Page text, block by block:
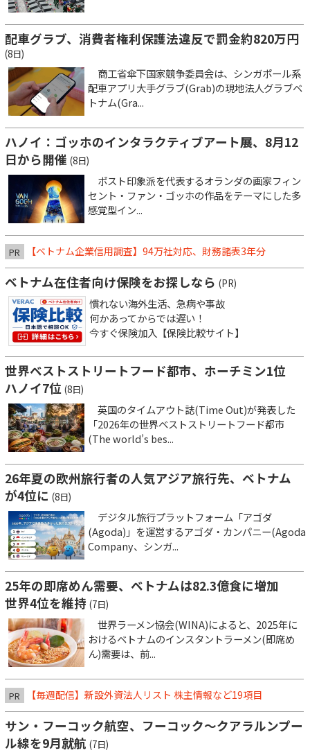
配車グラブ、消費者権利保護法違反で罰金約820万円
(8日)
商工省傘下国家競争委員会は、シンガポール系
配車アプリ大手グラブ(Grab)の現地法人グラブベ
トナム(Gra...
ハノイ：ゴッホのインタラクティブアート展、8月12
日から開催 (8日)
ポスト印象派を代表するオランダの画家フィン
セント・ファン・ゴッホの作品をテーマにした多
感覚型イン...
PR 【ベトナム企業信用調査】94万社対応、財務諸表3年分
ベトナム在住者向け保険をお探しなら (PR)
慣れない海外生活、急病や事故
何かあってからでは遅い！
今すぐ保険加入【保険比較サイト】
世界ベストストリートフード都市、ホーチミン1位
ハノイ7位 (8日)
英国のタイムアウト誌(Time Out)が発表した
「2026年の世界ベストストリートフード都市
(The world’s bes...
26年夏の欧州旅行者の人気アジア旅行先、ベトナム
が4位に (8日)
デジタル旅行プラットフォーム「アゴダ
(Agoda)」を運営するアゴダ・カンパニー(Agoda
Company、シンガ...
25年の即席めん需要、ベトナムは82.3億食に増加
世界4位を維持 (7日)
世界ラーメン協会(WINA)によると、2025年に
おけるベトナムのインスタントラーメン(即席め
ん)需要は、前...
PR 【毎週配信】新設外資法人リスト 株主情報など19項目
サン・フーコック航空、フーコック～クアラルンプー
ル線を9月就航 (7日)